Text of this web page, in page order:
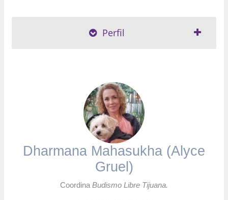
Perfil
Dharmana Mahasukha (Alyce
Gruel)
Coordina Budismo Libre Tijuana.